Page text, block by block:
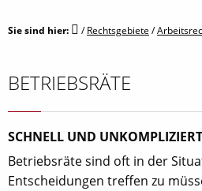
Sie sind hier: /Rechtsgebiete /
BETRIEBSRÄTE
SCHNELL UND UNKOMPLIZIERT
Betriebsräte sind oft in der
Entscheidungen treffen zu